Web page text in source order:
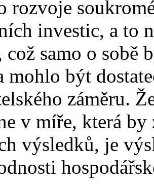
rozvoje
investic, a to
což samo o
mohlo být
záměru.
v míře, která
výsledků, je